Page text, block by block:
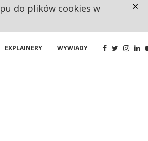
EXPLAINERY WYWIADY
do plików cookies w ×